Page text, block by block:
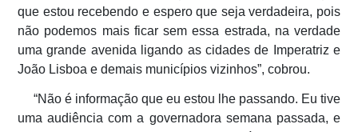
que estou recebendo e espero que seja verdadeira, pois
não podemos mais ficar sem essa estrada, na verdade
uma grande avenida ligando as cidades de Imperatriz e
João Lisboa e demais municípios vizinhos”, cobrou.
“Não é informação que eu estou lhe passando. Eu tive
uma audiência com a governadora semana passada, e